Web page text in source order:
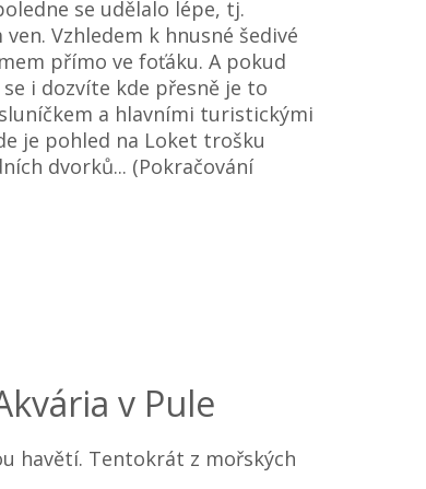
se udělalo lépe, tj.
Vzhledem k hnusné šedivé
přímo ve foťáku. A pokud
i dozvíte kde přesně je to
a hlavními turistickými
je pohled na Loket trošku
dvorků... (Pokračování
v Pule
havětí. Tentokrát z mořských